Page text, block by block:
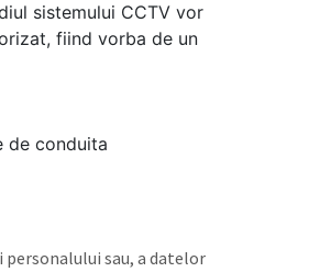
sistemului CCTV vor
fiind vorba de un
de conduita
personalului sau, a datelor